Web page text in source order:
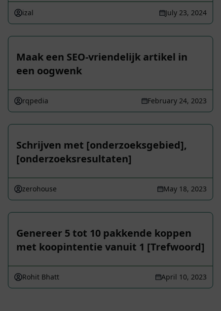
izal July 23, 2024
Maak een SEO-vriendelijk artikel in
een oogwenk
rqpedia February 24, 2023
Schrijven met [onderzoeksgebied],
[onderzoeksresultaten]
zerohouse May 18, 2023
Genereer 5 tot 10 pakkende koppen
met koopintentie vanuit 1 [Trefwoord]
Rohit Bhatt April 10, 2023